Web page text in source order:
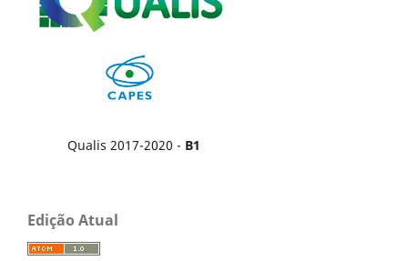
Qualis 2017-2020 - B1
Edição Atual